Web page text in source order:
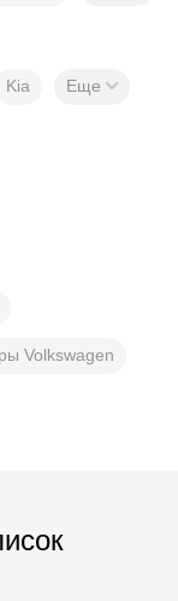
Kia Еще
Volkswagen